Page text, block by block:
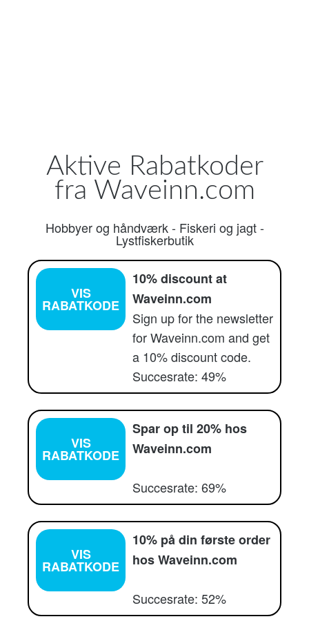
Aktive Rabatkoder
fra Waveinn.com
Hobbyer og håndværk- Fiskeri og jagt-
Lystfiskerbutik
VIS
RABATKODE
10% discount at
Waveinn.com
Sign up for the newsletter
for Waveinn.com and get
a 10% discount code.
Succesrate: 49%
VIS
RABATKODE
Spar op til 20% hos
Waveinn.com
Succesrate: 69%
VIS
RABATKODE
10% på din første order
hos Waveinn.com
Succesrate: 52%